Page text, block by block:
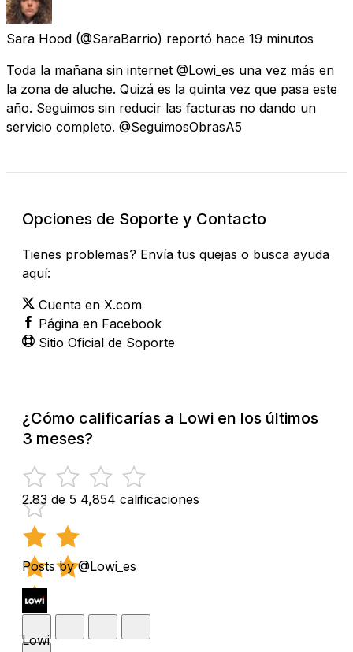
Sara Hood (@SaraBarrio) reportó hace 19 minutos
Toda la mañana sin internet @Lowi_es una vez más en
la zona de aluche. Quizá es la quinta vez que pasa este
año. Seguimos sin reducir las facturas no dando un
servicio completo. @SeguimosObrasA5
Opciones de Soporte y Contacto
Tienes problemas? Envía tus quejas o busca ayuda
aquí:
Cuenta en X.com
Página en Facebook
Sitio Oficial de Soporte
¿Cómo calificarías a Lowi en los últimos
3 meses?
2.83 de 5 4,854 calificaciones
Posts by @Lowi_es
Lowi